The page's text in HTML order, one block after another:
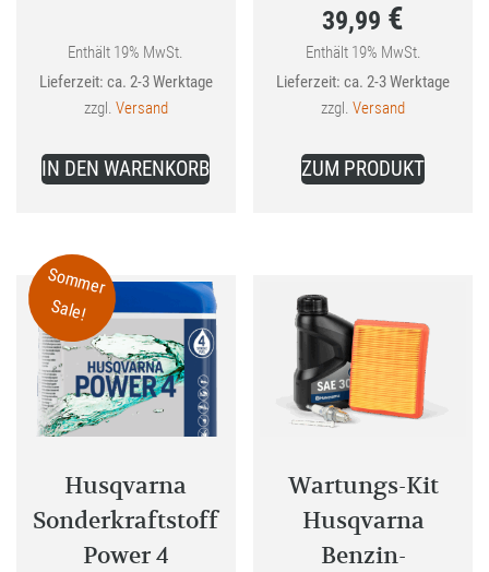
Enthält 19% MwSt.
Lieferzeit: ca. 2-3 Werktage
zzgl. Versand
IN DEN WARENKORB
war:
44,99 €
39,99 €
Aktueller
Preis
39,99 €.
Enthält 19% MwSt.
Lieferzeit: ca. 2-3 Werktage
zzgl.Versand
ZUM PRODUKT
Sommer
Sale!
Husqvarna
Sonderkraftstoff
Power 4
Wartungs-Kit
Husqvarna
Benzin-